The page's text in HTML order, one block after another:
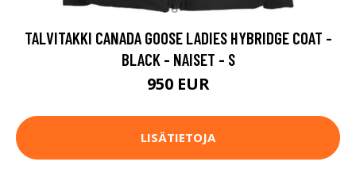
TALVITAKKI CANADA GOOSE LADIES HYBRIDGE COAT -
BLACK - NAISET - S
950 EUR
LISÄTIETOJA